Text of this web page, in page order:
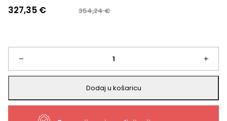
354,24€
Izvorna
je:
354,24 €.
327,35 €
Trenutna
327,35 €.
–
Dječji
krevet
auto
+
Dodaj u košaricu